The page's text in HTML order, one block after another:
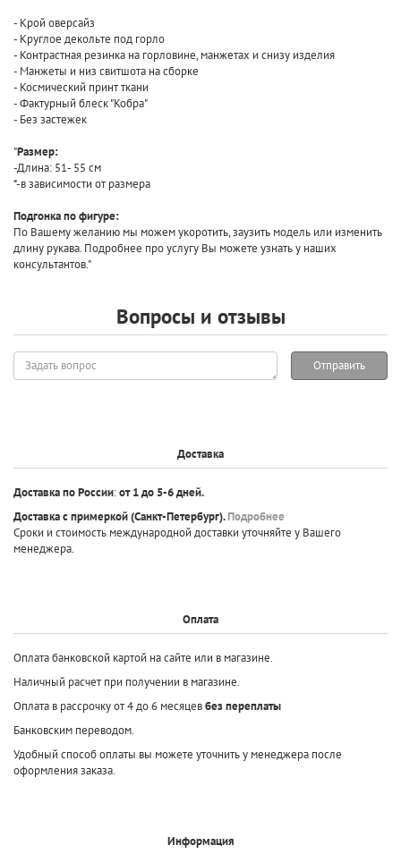
- Крой оверсайз
- Круглое декольте под горло
- Контрастная резинка на горловине, манжетах и снизу изделия
- Манжеты и низ свитшота на сборке
- Космический принт ткани
- Фактурный блеск "Кобра"
- Без застежек
"Размер:
-Длина: 51- 55 см
*-в зависимости от размера
Подгонка по фигуре:
По Вашему желанию мы можем укоротить, заузить модель или изменить
длину рукава. Подробнее про услугу Вы можете узнать у наших
консультантов."
Вопросы и отзывы
Задать
вопрос
Отправить
Доставка
Доставка по России:от 1 до 5-6 дней.
Доставка с примеркой(Санкт-Петербург).Подробнее
Сроки и стоимость международной доставки уточняйте у Вашего
менеджера.
Оплата
Оплата банковской картой на сайте или в магазине.
Наличный расчет при получении в магазине.
Оплата в рассрочку от 4 до 6 месяцевбез переплаты
Банковским переводом.
Удобный способ оплаты вы можете уточнить у менеджера после
оформления заказа.
Информация